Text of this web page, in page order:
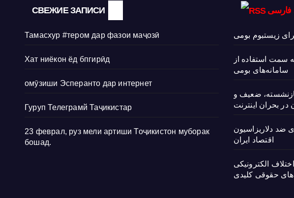
СВЕЖИЕ ЗАПИСИ
Тамасхур #тером дар фазои маҷозӣ
Хат ниёкон ёд бпгирӣд
омӯзиши Эсперанто дар интернет
Гуруп Телеграмй Таҷикистар
23 феврал, руз мели артиши Тоҷикистон муборак
бошад.
فارسی
زیستبوم بومی
سمت استفاده از
سامانه‌های بومی
بازنشسته، ضعیف و
ضد دلاریزاسیون
اقتصاد ایران
الکترونیکی
حقوقی کلیدی